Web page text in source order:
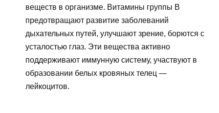
веществ в организме. Витамины группы B
предотвращают развитие заболеваний
дыхательных путей, улучшают зрение, борются с
усталостью глаз. Эти вещества активно
поддерживают иммунную систему, участвуют в
образовании белых кровяных телец —
лейкоцитов.